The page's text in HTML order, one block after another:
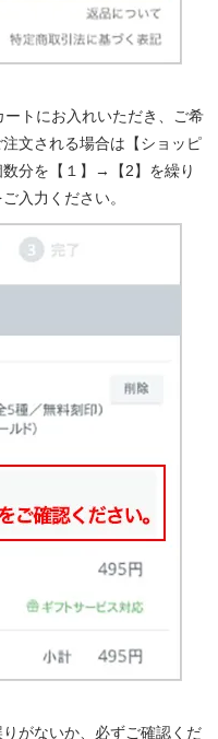
ートにお入れいただき、ご希
文される場合は【ショッピ
分を【１】→【2】を繰り
入力ください。
がないか、必ずご確認くだ